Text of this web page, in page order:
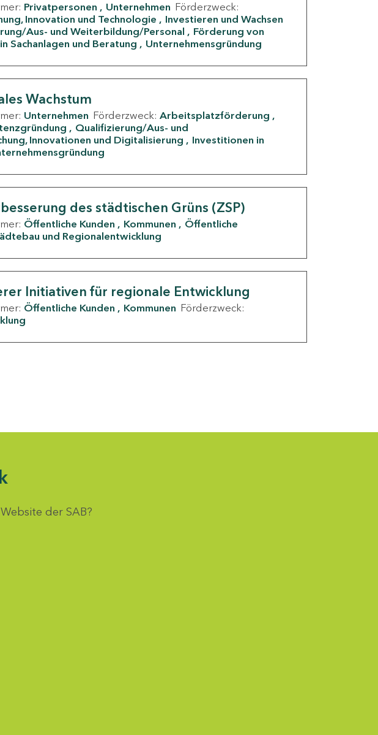
Privatpersonen Unternehmen Förderzweck:
Innovation und Technologie
Investieren und Wachsen
Aus- und Weiterbildung/Personal
Förderung von
Sachanlagen und Beratung Unternehmensgründung
Wachstum
Unternehmen Förderzweck: Arbeitsplatzförderung
Qualifizierung/Aus- und
Innovationen und Digitalisierung
Investitionen in
des städtischen Grüns (ZSP)
Öffentliche Kunden Kommunen
Öffentliche
und Regionalentwicklung
Initiativen für regionale Entwicklung
Öffentliche Kunden Kommunen Förderzweck:
der SAB?